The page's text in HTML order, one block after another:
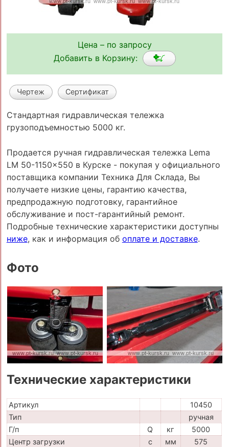
Цена – по запросу
Добавить в Корзину:
Чертеж Сертификат
Стандартная гидравлическая тележка
грузоподъемностью 5000 кг.
Продается ручная гидравлическая тележка Lema
LM 50-1150x550 в Курске - покупая у официального
поставщика компании Техника Для Склада, Вы
получаете низкие цены, гарантию качества,
предпродажную подготовку, гарантийное
обслуживание и пост-гарантийный ремонт.
Подробные технические характеристики доступны
ниже, как и информация об оплате и доставке.
Фото
Технические характеристики
Артикул
10450
Тип
ручная
Г/п
Q кг
5000
Центр загрузки
c мм
575